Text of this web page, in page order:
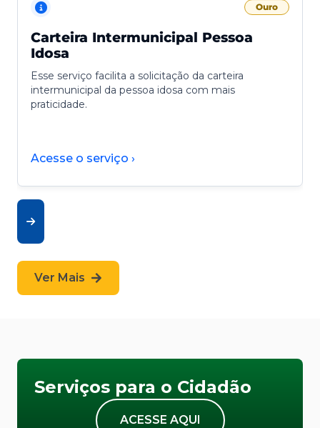
Ouro
Carteira Intermunicipal Pessoa
Idosa
Esse serviço facilita a solicitação da carteira
intermunicipal da pessoa idosa com mais
praticidade.
Acesse o serviço ›
Ver Mais
Serviços para o Cidadão
ACESSE AQUI